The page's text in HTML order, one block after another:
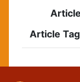
Article